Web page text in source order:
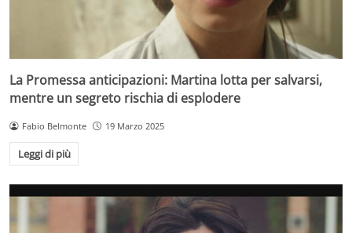
La Promessa anticipazioni: Martina lotta per salvarsi,
mentre un segreto rischia di esplodere
Fabio Belmonte 19 Marzo 2025
Leggi di più